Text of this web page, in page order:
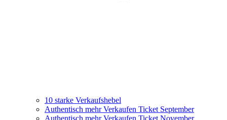
10 starke Verkaufshebel
Authentisch mehr Verkaufen Ticket September